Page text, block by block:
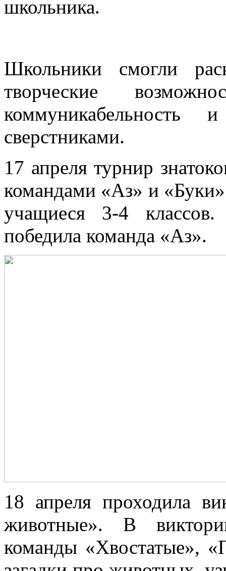
школьника.
Школьники смогли
творческие
сверстниками.
17 апреля турнир
командами «Аз» и
учащиеся 3-4
победила команда «Аз».
18 апреля проходила
животные». В
команды «Хвостатые»,